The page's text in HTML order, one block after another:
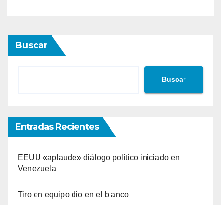
Buscar
Buscar
Entradas Recientes
EEUU «aplaude» diálogo político iniciado en
Venezuela
Tiro en equipo dio en el blanco